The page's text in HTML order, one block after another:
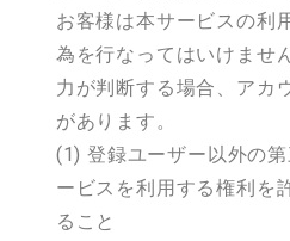
お客様は本サービスの利
為を行なってはいけませ
力が判断する場合、アカ
があります。
(1) 登録ユーザー以外の
ービスを利用する権利を
ること